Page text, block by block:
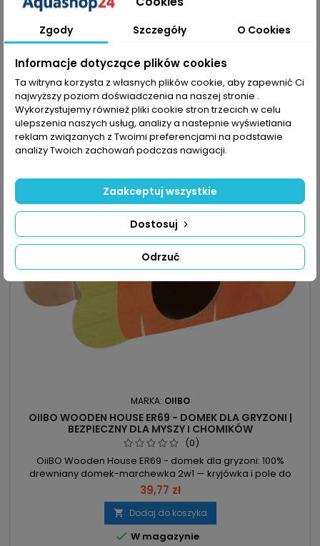
drewniany, domek i wspinacz w jednym, bez impregnatów i
barwników, bezpieczne do żucia. 2w1 (domek + wspinacz) –
kryjówka i miejsce do zabawy, zwiększa aktywność. Wymiary
26×11×14 cm – kompaktowy rozmiar odpowiedni dla chomika,
szczura, myszoskoczka. Otwór...
43,16 zł
W magazynie
MARKA: OIIBO
OIIBO WOODEN HOUSE ER69 - DOMEK DLA GRYZONI |
BEZPIECZNY DLA MYSZY I CHOMIKÓW
(0)
OiiBO Wooden House ER69 - domek dla gryzoni: 100%
drewniany domek-marchewka 2w1 — kryjówka i pole do
wspinaczki. 100% drewno, bez impregnatów – bezpieczne
schronienie i naturalne ścieranie zębów. Wymiary 26×11×12
cm – stabilna konstrukcja, nie wymaga ciągłego
poprawiania. Średnica otworu 6,5 cm – wejście odpowiednie
dla chomików, szczurów i...
39,77 zł
 Dodaj do koszyka
 W magazynie
Zgody Szczegóły O Cookies
Informacje dotyczące plików cookies
Ta witryna korzysta z własnych plików cookie, aby zapewnić Ci
najwyższy poziom doświadczenia na naszej stronie .
Wykorzystujemy również pliki cookie stron trzecich w celu
ulepszenia naszych usług, analizy a nastepnie wyświetlania
reklam związanych z Twoimi preferencjami na podstawie
analizy Twoich zachowań podczas nawigacji.
Odrzuć
Dostosuj
Zaakceptuj wszystkie